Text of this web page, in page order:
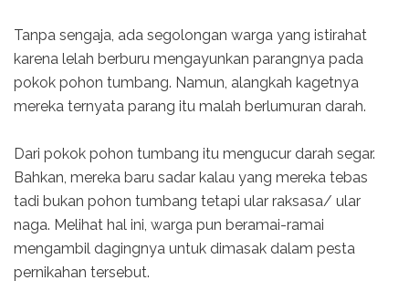
Tanpa sengaja, ada segolongan warga yang istirahat
karena lelah berburu mengayunkan parangnya pada
pokok pohon tumbang. Namun, alangkah kagetnya
mereka ternyata parang itu malah berlumuran darah.
Dari pokok pohon tumbang itu mengucur darah segar.
Bahkan, mereka baru sadar kalau yang mereka tebas
tadi bukan pohon tumbang tetapi ular raksasa/ ular
naga. Melihat hal ini, warga pun beramai-ramai
mengambil dagingnya untuk dimasak dalam pesta
pernikahan tersebut.